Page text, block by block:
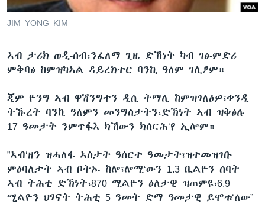
ቂሔ ጽልሚ
ቋንቋታት
JIM YONG KIM
ኣብ ታሪክ ወዲ-ሰብ፣ንፈለማ ጊዜ ድኽነት ካብ ገፅ-ምድሪ
ምቅባፅ ከምዝካኣል ዳይረክተር ባንኪ ዓለም ገሊፆም።
ጂም ዮንግ ኣብ ዋሽንግተን ዲሲ ትማሊ ከምዝገለፅዎ፣ቀንዲ
ትኹረት ባንኪ ዓለምን መንግስታትን፣ድኽነት ኣብ ዝቅፅሉ
17 ዓመታት ንምጥፋእ ክኸውን ክሰርሕ‘የ ኢሎም።
”ኣብ‘ዘን ዝሓለፋ ኣስታት ዓሰርተ ዓመታት፣ዝተመዝገቡ
ምዕባለታት ኣብ ቦትኡ ከሎ፣ሎሚ‘ውን 1.3 ቢልዮን ሰባት
ኣብ ትሕቲ ድኽነት፣870 ሚልዮን ዕለታዊ ዝጠምዩ፣6.9
ሚልዮን ህፃናት ትሕቲ 5 ዓመት ድማ ዓመታዊ ይሞቱ‘ለው”